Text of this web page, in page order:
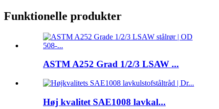
Funktionelle produkter
ASTM A252 Grad 1/2/3 LSAW ...
Høj kvalitet SAE1008 lavkal...